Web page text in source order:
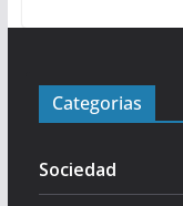
Categorias
Sociedad